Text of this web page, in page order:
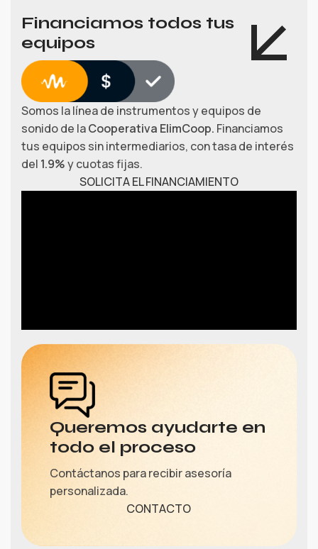
Financiamos todos tus
equipos
Somos la línea de instrumentos y equipos de
sonido de laCooperativa ElimCoop. Financiamos
tus equipos sin intermediarios, con tasa de interés
del 1.9%y cuotas fijas.
SOLICITA EL FINANCIAMIENTO
Queremos ayudarte en
todo el proceso
Contáctanos para recibir asesoría
personalizada.
CONTACTO